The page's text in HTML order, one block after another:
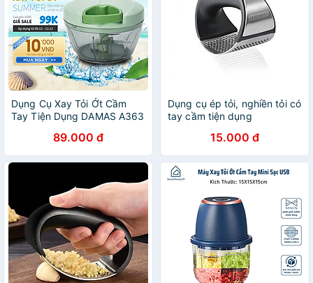
Dụng Cụ Xay Tỏi Ớt Cầm
Tay Tiện Dụng DAMAS A363
89.000 đ
Dụng cụ ép tỏi, nghiền tỏi có
tay cầm tiện dụng
15.000 đ